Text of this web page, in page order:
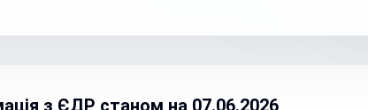
з ЄДР станом на 07.06.2026